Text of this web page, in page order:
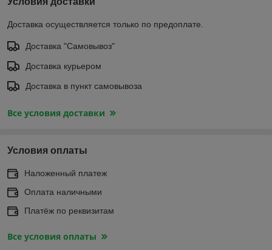
Доставка осуществляется только по предоплате.
Доставка "Самовывоз"
Доставка курьером
Доставка в пункт самовывоза
Все условия доставки
Условия оплаты
Наложенный платеж
Оплата наличными
Платёж по реквизитам
Все условия оплаты